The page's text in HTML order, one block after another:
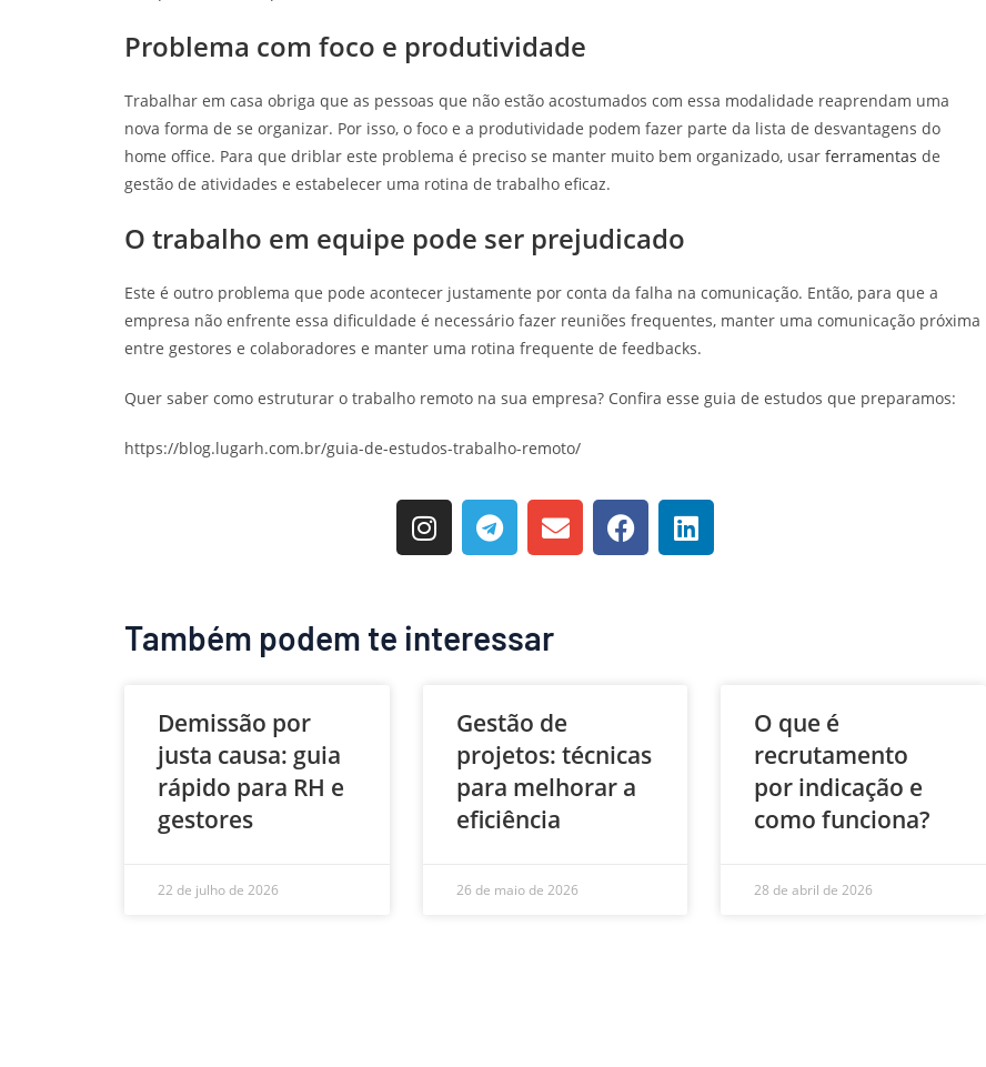
Problema com foco e produtividade
Trabalhar em casa obriga que as pessoas que não estão acostumados com essa modalidade reaprendam uma
nova forma de se organizar. Por isso, o foco e a produtividade podem fazer parte da lista de desvantagens do
home office. Para que driblar este problema é preciso se manter muito bem organizado, usar ferramentas de
gestão de atividades e estabelecer uma rotina de trabalho eficaz.
O trabalho em equipe pode ser prejudicado
Este é outro problema que pode acontecer justamente por conta da falha na comunicação. Então, para que a
empresa não enfrente essa dificuldade é necessário fazer reuniões frequentes, manter uma comunicação próxima
entre gestores e colaboradores e manter uma rotina frequente de feedbacks.
Quer saber como estruturar o trabalho remoto na sua empresa? Confira esse guia de estudos que preparamos:
https://blog.lugarh.com.br/guia-de-estudos-trabalho-remoto/
Também podem te interessar
Demissão por
justa causa: guia
rápido para RH e
gestores
22 de julho de 2026
Gestão de
projetos: técnicas
para melhorar a
eficiência
26 de maio de 2026
O que é
recrutamento
por indicação e
como funciona?
28 de abril de 2026